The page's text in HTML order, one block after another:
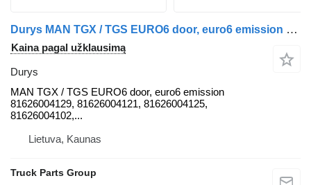
Durys MAN TGX / TGS EURO6 door, euro6 emission 81626004129, 81626004121, 8 MAN vilkiko MAN TGX / TGS EURO6
Kaina pagal užklausimą
Durys
MAN TGX / TGS EURO6 door, euro6 emission
81626004129, 81626004121, 81626004125,
81626004102,...
Lietuva, Kaunas
Truck Parts Group